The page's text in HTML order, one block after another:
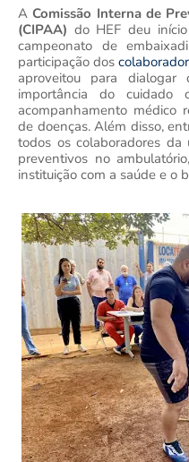
AComissão Interna de
(CIPAA) do HEF deu
campeonato de
participação dos
aproveitou para
importância do
acompanhamento médico
de doenças. Além disso,
todos os colaboradores da
preventivos no
instituição com a saúde e o